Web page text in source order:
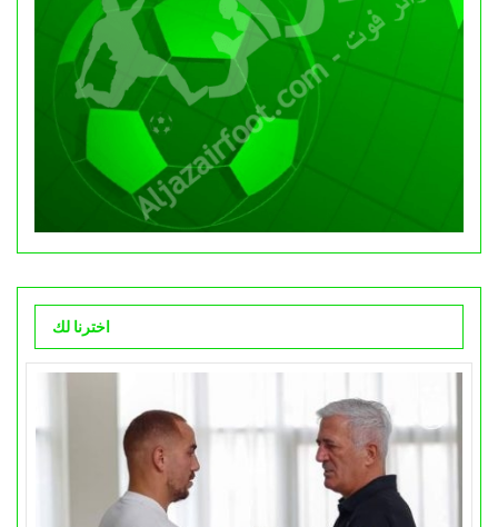
اخترنا لك